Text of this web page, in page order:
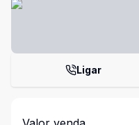
Ligar